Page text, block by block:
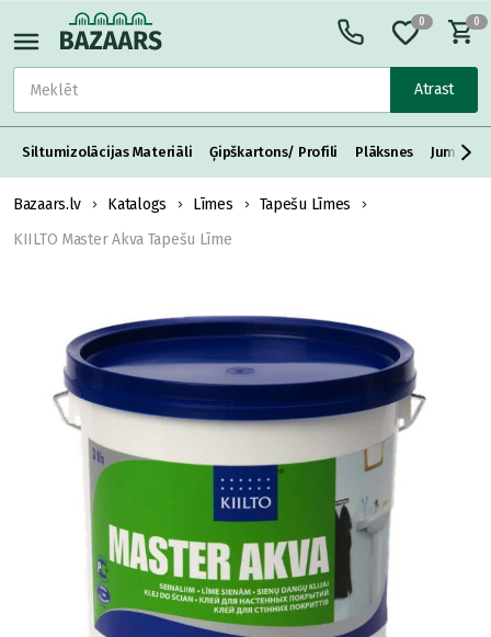
Atrast
0 0
Siltumizolācijas Materiāli Ģipškartons/ Profili Plāksnes Jumta
Bazaars.lv Katalogs Līmes
Tapešu Līmes
KIILTO Master Akva Tapešu Līme